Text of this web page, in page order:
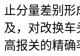
止分量差别
及，对改换
高报关的精